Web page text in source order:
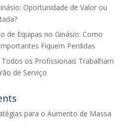
Oportunidade de Valor ou
de Equipas no Ginásio: Como
Fiquem Perdidas
os Profissionais Trabalham
de Serviço
para o Aumento de Massa